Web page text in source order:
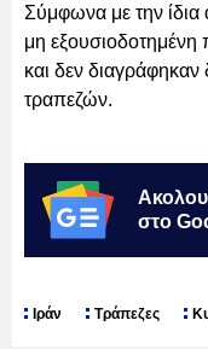
Σύμφωνα με την
μη
και δεν
τραπεζών.
στο
Ιράν Τράπεζες